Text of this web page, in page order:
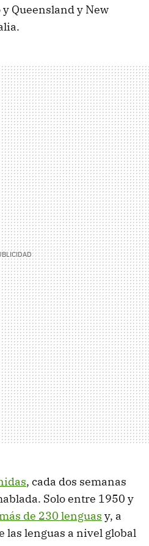
Queensland y New
, cada dos semanas
Solo entre 1950 y
de 230 lenguas y, a
las lenguas a nivel global